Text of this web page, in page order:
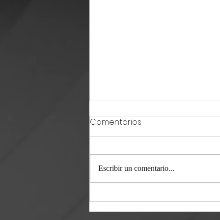
Doña Víbora / 24 07 26
Comentarios
Escribir un comentario...